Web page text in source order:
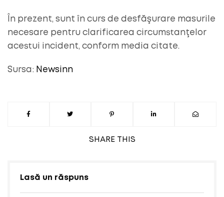
SHARE THIS
În prezent, sunt în curs de desfăşurare masurile
necesare pentru clarificarea circumstanţelor
acestui incident, conform media citate.
Sursa: Newsinn
Lasă un răspuns